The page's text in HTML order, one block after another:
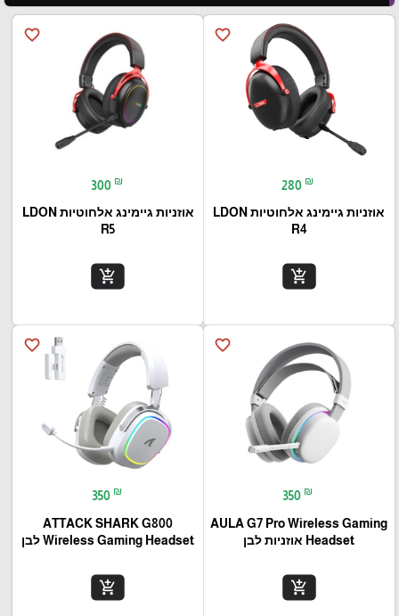
favorite_border
280 ₪
אוזניות גיימינג אלחוטיות LDON
R4
add_shopping_cart
favorite_border
300 ₪
אוזניות גיימינג אלחוטיות LDON
R5
add_shopping_cart
favorite_border
350 ₪
AULA G7 Pro Wireless Gaming
Headset אוזניות לבן
add_shopping_cart
favorite_border
350 ₪
ATTACK SHARK G800
Wireless Gaming Headset לבן
add_shopping_cart